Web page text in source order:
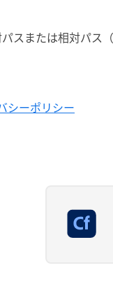
スまたは相対パス
シーポリシー